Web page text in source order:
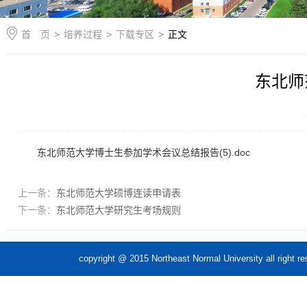
首 页 > 培养过程 > 下载专区 > 正文
东北
东北师范大学博士生参加学术会议总结报告(5).doc
上一条： 东北师范大学硕博连读申请表
下一条： 东北师范大学研究生考场规则
copyright @ 2015 Northeast Normal University all